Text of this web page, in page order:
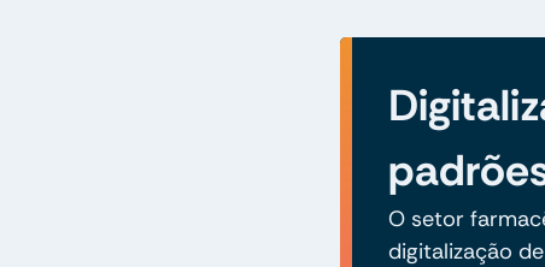
O setor
digitalização